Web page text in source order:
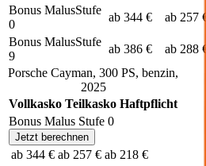
Bonus MalusStufe
0
ab 344 € ab 257 €
Bonus MalusStufe
9
ab 386 € ab 288 €
Porsche Cayman, 300 PS, benzin,
2025
Vollkasko Teilkasko Haftpflicht
Bonus Malus Stufe 0
Jetzt berechnen
ab 344 € ab 257 € ab 218 €